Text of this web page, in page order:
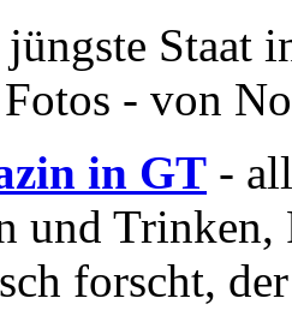
jüngste Staat
- von
in GT -
und
forscht,